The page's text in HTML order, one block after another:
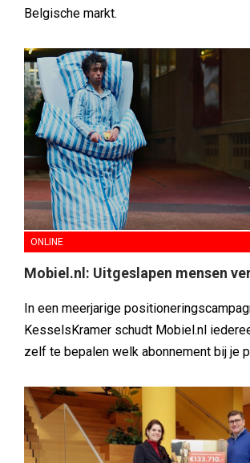
Belgische markt.
ONLINE
Mobiel.nl: Uitgeslapen mensen
In een meerjarige
KesselsKramer schudt Mobiel.nl
zelf te bepalen welk abonnement bij je